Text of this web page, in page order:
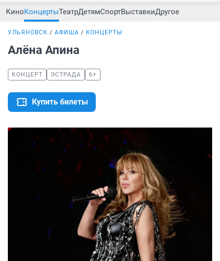
КиноКонцертыТеатрДетямСпортВыставкиДругое
УЛЬЯНОВСК АФИША КОНЦЕРТЫ
Алёна Апина
КОНЦЕРТ ЭСТРАДА 6+
Купить билеты